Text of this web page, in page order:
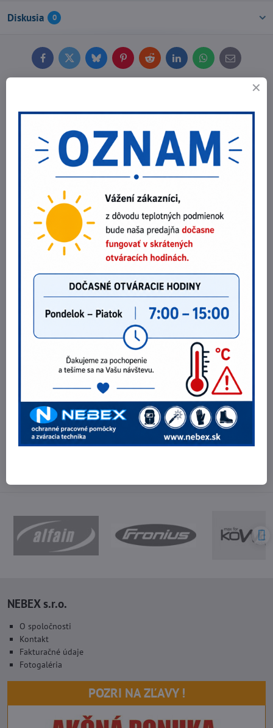
Diskusia 0
FacebookTwitterBlueskyPinterestReddit LinkedInWhatsApp
E-
mail
Najpredávanejšie produkty v tejto
kategórii
Zvárací kábel CGZ 16mm²
5,54 €
4,50 €bez DPH
Držiak elektród H-TYPE
od 8 €
bez DPH
Uzemňovacia svorka mosadz 300A
7,38 €
6 €bez DPH
Do košíka
Potrebujete poradiť?
Telefónne čísla
0903 40 80 66 / 0907 62 44 82
E-mail
info@nebex.sk
Otváracie hodiny
Pondelok - Piatok 8:00 - 16:00 hod.
NEBEX s.r.o.
O spoločnosti
Kontakt
Fakturačné údaje
Fotogaléria
POZRI NA ZĽAVY !